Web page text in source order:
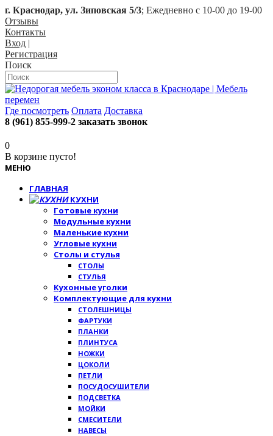
г. Краснодар, ул. Зиповская 5/3; Ежедневно с 10-00 до 19-00
Отзывы
Контакты
Вход |
Регистрация
Поиск
Где посмотреть Оплата Доставка
8 (961) 855-999-2 заказать звонок
0
В корзине пусто!
МЕНЮ
ГЛАВНАЯ
КУХНИ
Готовые кухни
Модульные кухни
Маленькие кухни
Угловые кухни
Столы и стулья
СТОЛЫ
СТУЛЬЯ
Кухонные уголки
Комплектующие для кухни
СТОЛЕШНИЦЫ
ФАРТУКИ
ПЛАНКИ
ПЛИНТУСА
НОЖКИ
ЦОКОЛИ
ПЕТЛИ
ПОСУДОСУШИТЕЛИ
ПОДСВЕТКА
МОЙКИ
СМЕСИТЕЛИ
НАВЕСЫ